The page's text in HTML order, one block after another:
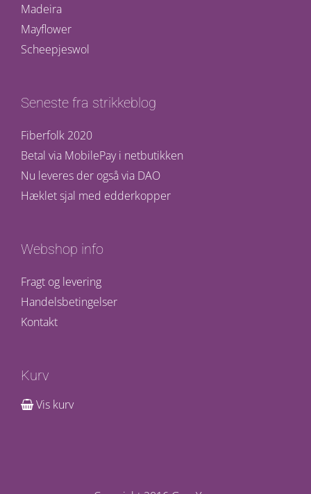
Madeira
Mayflower
Scheepjeswol
Seneste fra strikkeblog
Fiberfolk 2020
Betal via MobilePay i netbutikken
Nu leveres der også via DAO
Hæklet sjal med edderkopper
Webshop info
Fragt og levering
Handelsbetingelser
Kontakt
Kurv
Vis kurv